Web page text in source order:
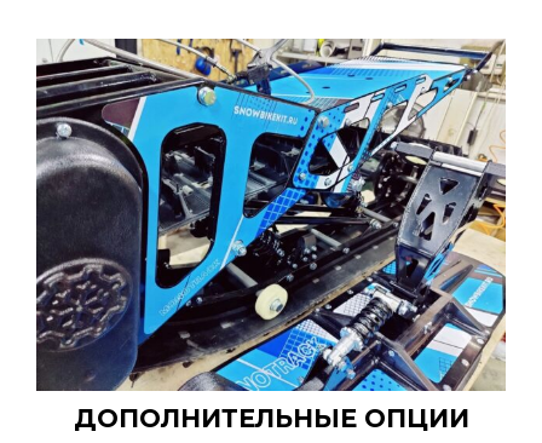
ДОПОЛНИТЕЛЬНЫЕ ОПЦИИ